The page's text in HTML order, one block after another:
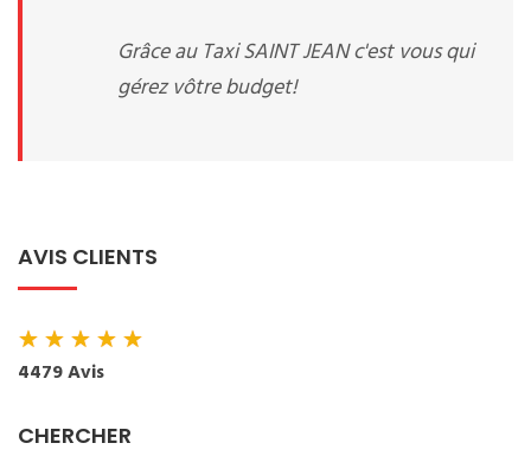
Grâce au Taxi SAINT JEAN c'est vous qui
gérez vôtre budget!
AVIS CLIENTS
★★★★★
4479 Avis
CHERCHER